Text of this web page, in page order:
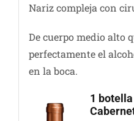
Nariz compleja con
De cuerpo medio alto
perfectamente el
en la boca.
1